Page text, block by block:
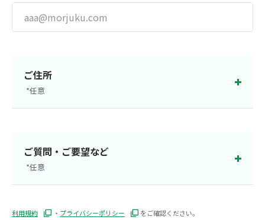
東京都
ご住所
*任意
ご質問・ご要望など
*任意
利用規約 ・ プライバシーポリシー
をご確認ください。